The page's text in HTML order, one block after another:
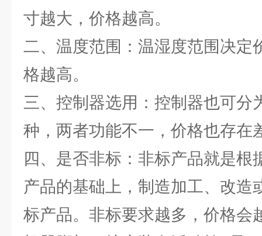
寸越大，价格越高。
二、温度范围：温湿度范围决定
格越高。
三、控制器选用：控制器也可分
种，两者功能不一，价格也存在
四、是否非标：非标产品就是根
产品的基础上，制造加工、改造
标产品。非标要求越多，价格会